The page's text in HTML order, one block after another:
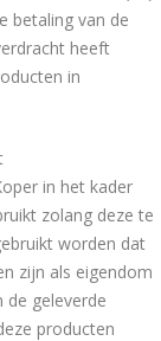
betaling van de
heeft
in
in het kader
zolang deze te
worden dat
zijn als eigendom
de geleverde
producten